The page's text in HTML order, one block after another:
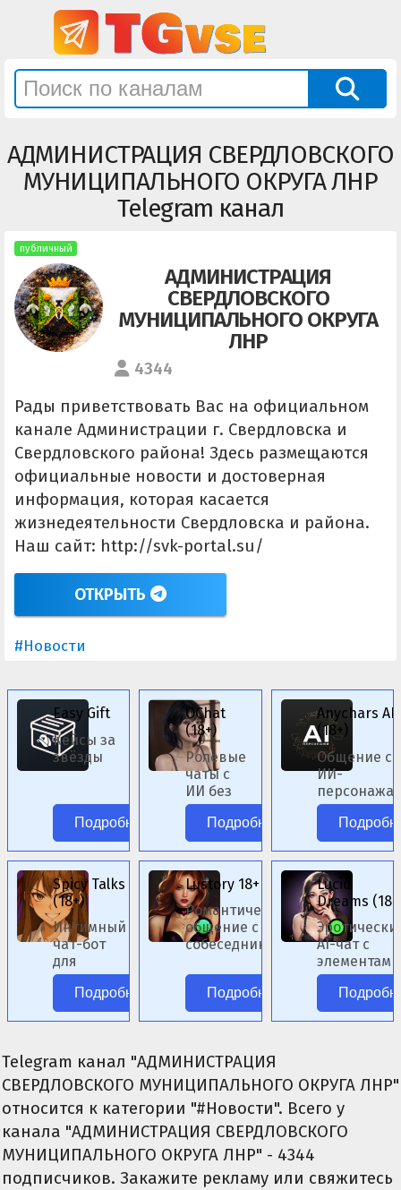
АДМИНИСТРАЦИЯ СВЕРДЛОВСКОГО
МУНИЦИПАЛЬНОГО ОКРУГА ЛНР
Telegram канал
публичный
АДМИНИСТРАЦИЯ
СВЕРДЛОВСКОГО
МУНИЦИПАЛЬНОГО ОКРУГА
ЛНР
4344
Рады приветствовать Вас на официальном
канале Администрации г. Свердловска и
Свердловского района! Здесь размещаются
официальные новости и достоверная
информация, которая касается
жизнедеятельности Свердловска и района.
Наш сайт: http://svk-portal.su/
ОТКРЫТЬ
#Новости
Easy Gift
Кейсы за
звёзды
Подробнее
OChat
(18+)
Ролевые
чаты с
ИИ без
цензуры.
Подробнее
Anychars AI
(18+)
Общение с
ИИ-
аниме без
цензуры.
Spicy Talks
(18+)
Интимный
чат-бот
для
ролевых
сценариев.
Подробнее
Lustory 18+
Романтическое
общение с ИИ-
собеседниками
Подробнее
Lucid
Dreams
AI-чат с
элементами
фэнтези.
Telegram канал "АДМИНИСТРАЦИЯ
СВЕРДЛОВСКОГО МУНИЦИПАЛЬНОГО ОКРУГА ЛНР"
относится к категории "#Новости". Всего у
канала "АДМИНИСТРАЦИЯ СВЕРДЛОВСКОГО
МУНИЦИПАЛЬНОГО ОКРУГА ЛНР" - 4344
подписчиков. Закажите рекламу или свяжитесь